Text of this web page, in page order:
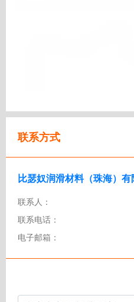
联系方式
比瑟奴润滑材料（珠海）有
联系人：
联系电话：
电子邮箱：